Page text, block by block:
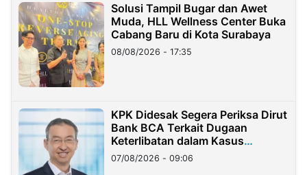
Solusi Tampil Bugar dan Awet
Muda, HLL Wellness Center Buka
Cabang Baru di Kota Surabaya
08/08/2026 - 17:35
KPK Didesak Segera Periksa Dirut
Bank BCA Terkait Dugaan
Keterlibatan dalam Kasus
Hilangnya Dana Nasabah Rp2,58
Miliar
07/08/2026 - 09:06